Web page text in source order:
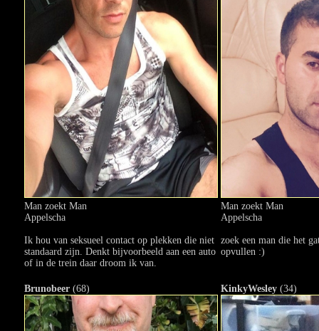
Man zoekt Man
Appelscha
Ik hou van seksueel contact op plekken die niet
standaard zijn. Denkt bijvoorbeeld aan een auto
of in de trein daar droom ik van.
Man zoekt Man
Appelscha
zoek een man die het
opvullen :)
Brunobeer (68) KinkyWesley (34)